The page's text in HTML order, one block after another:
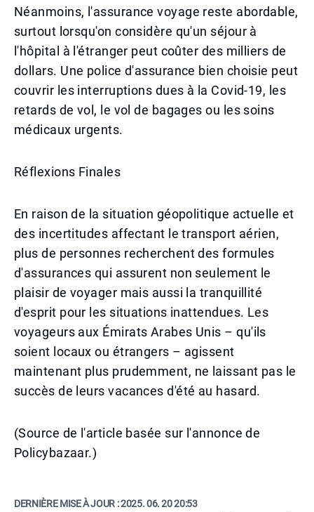
Néanmoins, l'assurance voyage reste abordable,
surtout lorsqu'on considère qu'un séjour à
l'hôpital à l'étranger peut coûter des milliers de
dollars. Une police d'assurance bien choisie peut
couvrir les interruptions dues à la Covid-19, les
retards de vol, le vol de bagages ou les soins
médicaux urgents.
Réflexions Finales
En raison de la situation géopolitique actuelle et
des incertitudes affectant le transport aérien,
plus de personnes recherchent des formules
d'assurances qui assurent non seulement le
plaisir de voyager mais aussi la tranquillité
d'esprit pour les situations inattendues. Les
voyageurs aux Émirats Arabes Unis – qu'ils
soient locaux ou étrangers – agissent
maintenant plus prudemment, ne laissant pas le
succès de leurs vacances d'été au hasard.
(Source de l'article basée sur l'annonce de
Policybazaar.)
DERNIÈRE MISE À JOUR :2025. 06. 20 20:53